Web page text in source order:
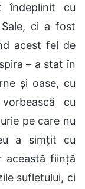
îndeplinit cu
ci a fost
acest fel de
– a stat în
și oase, cu
cu
pe care nu
a simțit cu
această ființă
sufletului, ci